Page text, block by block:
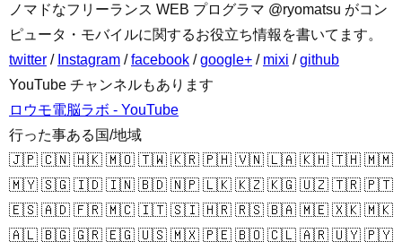
ノマドなフリーランス WEB プログラマ @ryomatsu がコン
ピュータ・モバイルに関するお役立ち情報を書いてます。
twitter / Instagram /facebook /google+ / mixi /github
YouTube チャンネルもあります
ロウモ電脳ラボ - YouTube
行った事ある国/地域
🇯🇵 🇨🇳 🇭🇰 🇲🇴 🇹🇼 🇰🇷 🇵🇭 🇻🇳 🇱🇦 🇰🇭 🇹🇭 🇲🇲
🇲🇾 🇸🇬 🇮🇩 🇮🇳 🇧🇩 🇳🇵 🇱🇰 🇰🇿 🇰🇬 🇺🇿 🇹🇷 🇵🇹
🇪🇸 🇦🇩 🇫🇷 🇲🇨 🇮🇹 🇸🇮 🇭🇷 🇷🇸 🇧🇦 🇲🇪 🇽🇰 🇲🇰
🇦🇱 🇧🇬 🇬🇷 🇪🇬 🇺🇸 🇲🇽 🇵🇪 🇧🇴 🇨🇱 🇦🇷 🇺🇾 🇵🇾